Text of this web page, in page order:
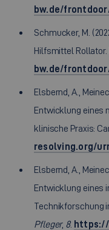
bw.de/
Schmucker, M.
Hilfsmittel Rollator.
bw.de/
Elsbernd, A.,
Entwicklung eines
klinische Praxis:
resolving.org/
Elsbernd, A.,
Entwicklung eines
Technikforschung
Pfleger, 8.